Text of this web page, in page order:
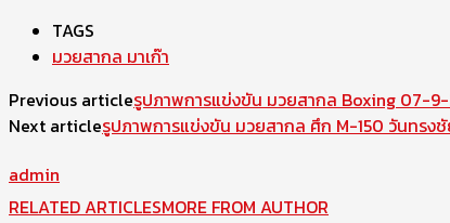
TAGS
มวยสากล มาเก๊า
Previous articleรูปภาพการแข่งขัน มวยสากล Boxing 07-
Next articleรูปภาพการแข่งขัน มวยสากล ศึก M-150 วันทร
admin
RELATED ARTICLESMORE FROM AUTHOR